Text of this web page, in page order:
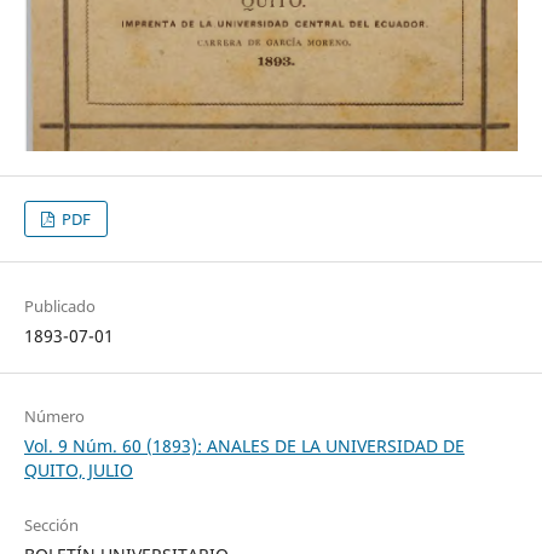
PDF
Publicado
1893-07-01
Número
Vol. 9 Núm. 60 (1893): ANALES DE LA UNIVERSIDAD DE
QUITO, JULIO
Sección